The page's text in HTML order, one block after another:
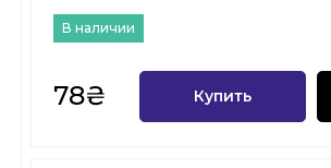
В наличии
78₴ Купить